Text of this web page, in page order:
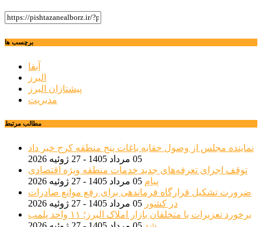
برچسب ها
آبفا
البرز
پیشتازان البرز
مدیریت
مطالب مرتبط
نماینده مجلس از وصول حقابه باغات پنج منطقه کرج خبر داد
05 مرداد 1405 - 27 ژوئیه 2026
توقف اجرای تعرفه‌های جدید خدمات منطقه ویژه اقتصادی
پیام 05 مرداد 1405 - 27 ژوئیه 2026
ضرورت تشکیل قرارگاه فرماندهی برای رفع موانع صادرات
در کشور 05 مرداد 1405 - 27 ژوئیه 2026
برخورد تعزیرات با متخلفان بازار املاک البرز؛ ۱۱ واحد پلمب